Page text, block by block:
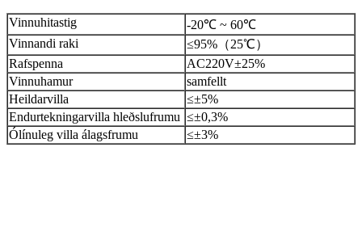
Vinnuhitastig
-20℃ ~ 60℃
Vinnandi raki
≤95%（25℃）
Rafspenna
AC220V±25%
Vinnuhamur
samfellt
Heildarvilla
≤±5%
Endurtekningarvilla hleðslufrumu ≤±0,3%
Ólínuleg villa álagsfrumu
≤±3%